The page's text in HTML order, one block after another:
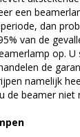
een
dan
van de
op.
de
namelijk
de beamer niet